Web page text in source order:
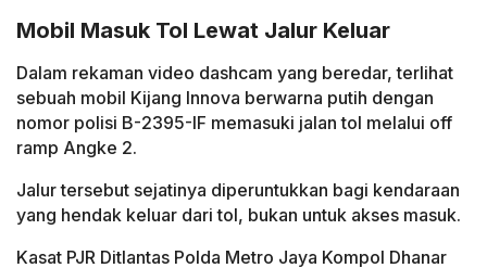
Mobil Masuk Tol Lewat Jalur Keluar
Dalam rekaman video dashcam yang beredar, terlihat
sebuah mobil Kijang Innova berwarna putih dengan
nomor polisi B-2395-IF memasuki jalan tol melalui off
ramp Angke 2.
Jalur tersebut sejatinya diperuntukkan bagi kendaraan
yang hendak keluar dari tol, bukan untuk akses masuk.
Kasat PJR Ditlantas Polda Metro Jaya Kompol Dhanar